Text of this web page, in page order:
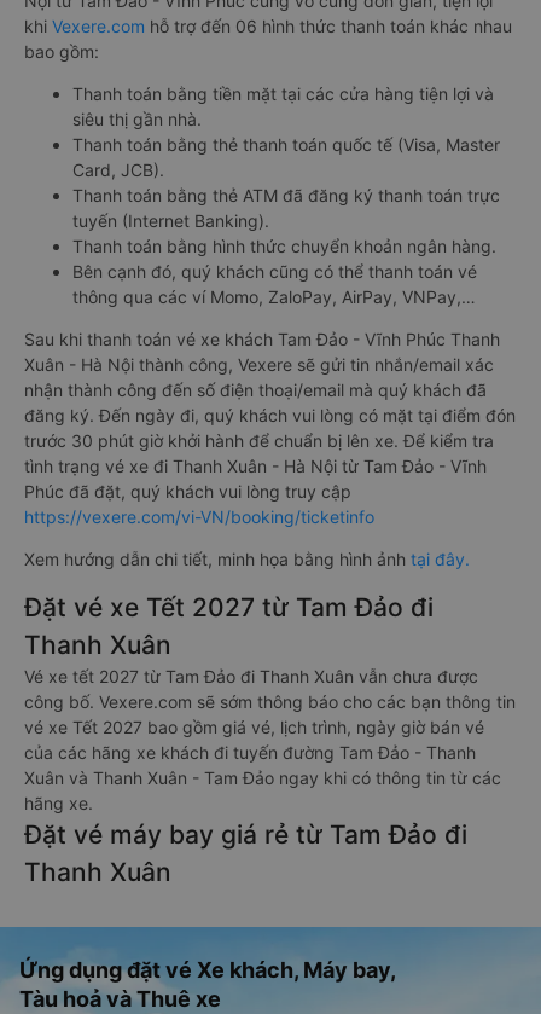
khi Vexere.com hỗ trợ đến 06 hình thức thanh toán khác nhau
bao gồm:
Thanh toán bằng tiền mặt tại các cửa hàng tiện lợi và
siêu thị gần nhà.
Thanh toán bằng thẻ thanh toán quốc tế (Visa, Master
Card, JCB).
Thanh toán bằng thẻ ATM đã đăng ký thanh toán trực
tuyến (Internet Banking).
Thanh toán bằng hình thức chuyển khoản ngân hàng.
Bên cạnh đó, quý khách cũng có thể thanh toán vé
thông qua các ví Momo, ZaloPay, AirPay, VNPay,…
Sau khi thanh toán vé xe khách Tam Đảo - Vĩnh Phúc Thanh
Xuân - Hà Nội thành công, Vexere sẽ gửi tin nhắn/email xác
nhận thành công đến số điện thoại/email mà quý khách đã
đăng ký. Đến ngày đi, quý khách vui lòng có mặt tại điểm đón
trước 30 phút giờ khởi hành để chuẩn bị lên xe. Để kiểm tra
tình trạng vé xe đi Thanh Xuân - Hà Nội từ Tam Đảo - Vĩnh
Phúc đã đặt, quý khách vui lòng truy cập
https://vexere.com/vi-VN/booking/ticketinfo
Xem hướng dẫn chi tiết, minh họa bằng hình ảnh tại đây.
Đặt vé xe Tết 2027 từ Tam Đảo đi
Thanh Xuân
Vé xe tết 2027 từ Tam Đảo đi Thanh Xuân vẫn chưa được
công bố. Vexere.com sẽ sớm thông báo cho các bạn thông tin
vé xe Tết 2027 bao gồm giá vé, lịch trình, ngày giờ bán vé
của các hãng xe khách đi tuyến đường Tam Đảo - Thanh
Xuân và Thanh Xuân - Tam Đảo ngay khi có thông tin từ các
hãng xe.
Đặt vé máy bay giá rẻ từ Tam Đảo đi
Thanh Xuân
Ứng dụng đặt vé Xe khách, Máy bay,
Tàu hoả và Thuê xe